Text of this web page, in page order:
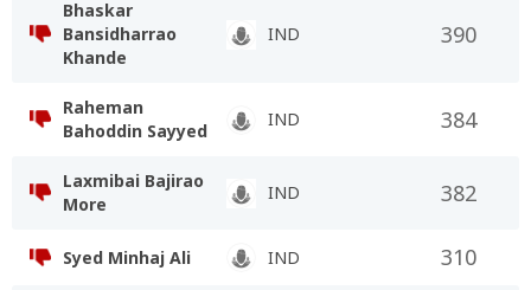
Bhaskar
Bansidharrao
Khande
IND 390
Raheman
Bahoddin Sayyed
IND 384
Laxmibai Bajirao
More
IND 382
Syed Minhaj Ali IND 310